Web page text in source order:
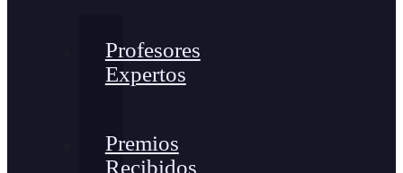
Profesores
Expertos
Premios
Recibidos